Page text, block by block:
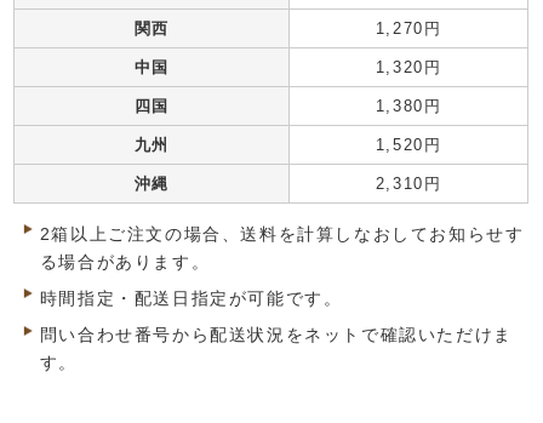
関西 1,270円
中国 1,320円
四国 1,380円
九州 1,520円
沖縄 2,310円
2箱以上ご注文の場合、送料を計算しなおしてお知らせす
る場合があります。
時間指定・配送日指定が可能です。
問い合わせ番号から配送状況をネットで確認いただけま
す。